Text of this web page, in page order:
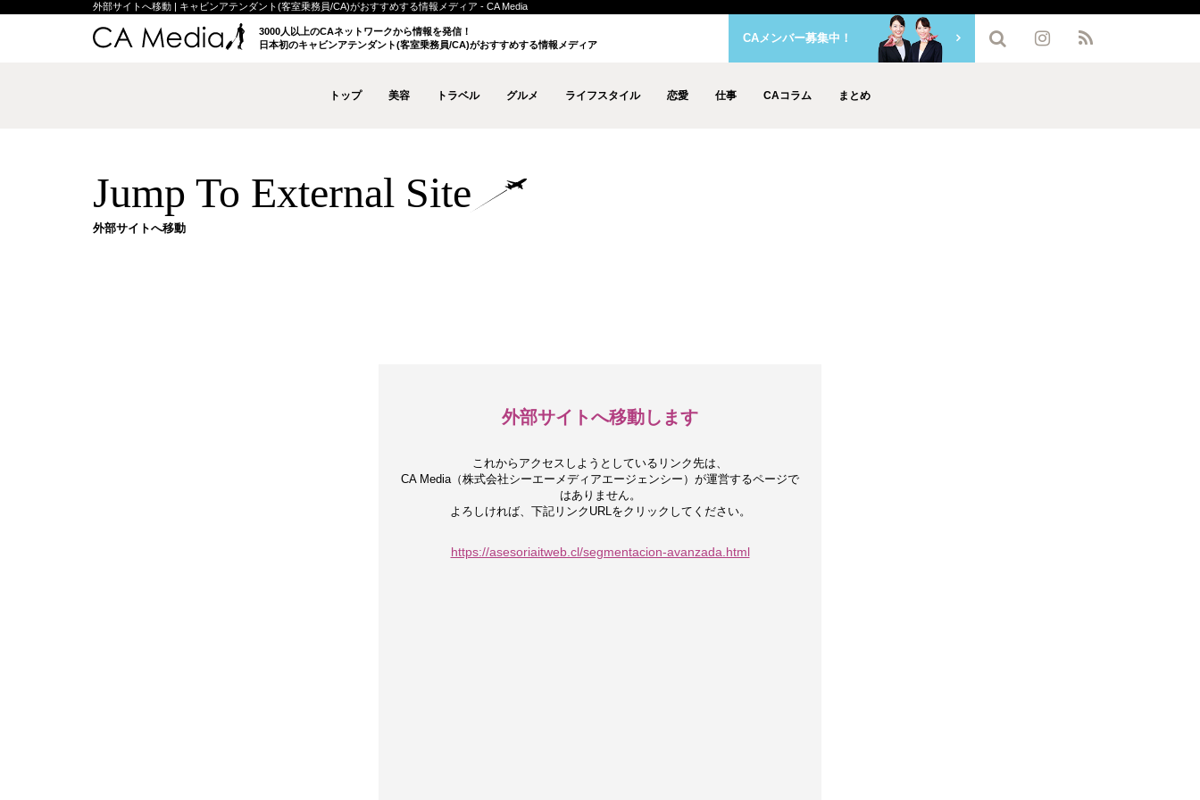
外部サイトへ移動 | キャビンアテンダント(客室乗務員/CA)がおすすめする情報メディア - CA Media
3000人以上のCAネットワークから情報を発信！
日本初のキャビンアテンダント(客室乗務員/CA)がおすすめする情報メディア
トップ 美容 トラベル グルメ ライフスタイル 恋愛 仕事 CAコラム まとめ
CAメンバー募集中！
Jump To External Site
外部サイトへ移動
外部サイトへ移動します
これからアクセスしようとしているリンク先は、
CA Media（株式会社シーエーメディアエージェンシー）が運営するページで
はありません。
よろしければ、下記リンクURLをクリックしてください。
https://asesoriaitweb.cl/segmentacion-avanzada.html